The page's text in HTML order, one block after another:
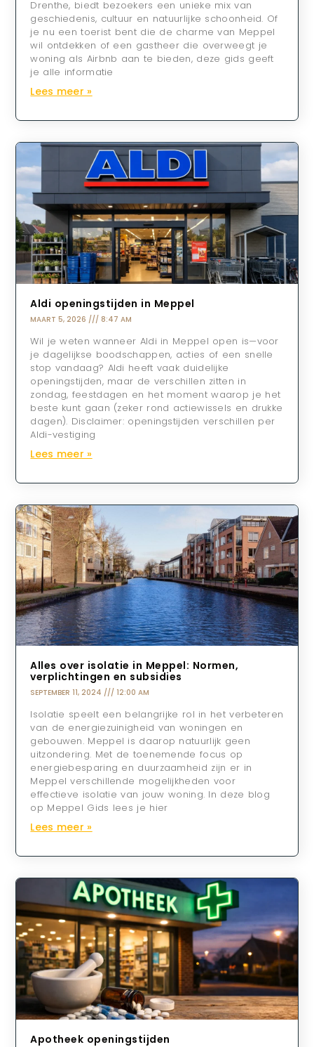
Drenthe, biedt bezoekers een unieke mix van
geschiedenis, cultuur en natuurlijke schoonheid. Of
je nu een toerist bent die de charme van Meppel
wil ontdekken of een gastheer die overweegt je
woning als Airbnb aan te bieden, deze gids geeft
je alle informatie
Lees meer »
Aldi openingstijden in Meppel
MAART 5, 2026 8:47 AM
Wil je weten wanneer Aldi in Meppel open is—voor
je dagelijkse boodschappen, acties of een snelle
stop vandaag? Aldi heeft vaak duidelijke
openingstijden, maar de verschillen zitten in
zondag, feestdagen en het moment waarop je het
beste kunt gaan (zeker rond actiewissels en drukke
dagen). Disclaimer: openingstijden verschillen per
Aldi-vestiging
Lees meer »
Alles over isolatie in Meppel: Normen,
verplichtingen en subsidies
SEPTEMBER 11, 2024 12:00 AM
Isolatie speelt een belangrijke rol in het verbeteren
van de energiezuinigheid van woningen en
gebouwen. Meppel is daarop natuurlijk geen
uitzondering. Met de toenemende focus op
energiebesparing en duurzaamheid zijn er in
Meppel verschillende mogelijkheden voor
effectieve isolatie van jouw woning. In deze blog
op Meppel Gids lees je hier
Lees meer »
Apotheek openingstijden